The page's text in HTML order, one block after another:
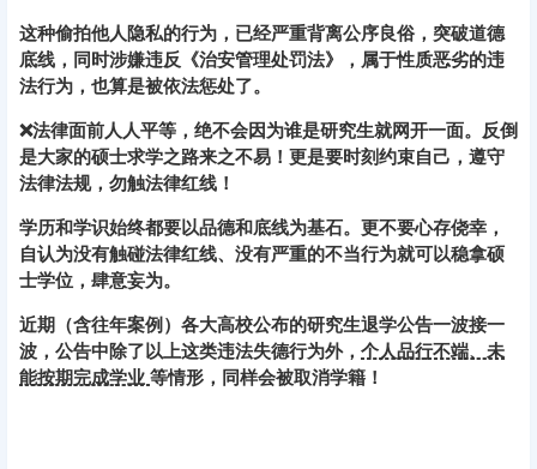
这种偷拍他人隐私的行为，已经严重背离公序良俗，突破道德
底线，同时涉嫌违反《治安管理处罚法》，属于性质恶劣的违
法行为，也算是被依法惩处了。
❌法律面前人人平等，绝不会因为谁是研究生就网开一面。 反倒
是大家的硕士求学之路来之不易！更是要时刻约束自己，遵守
法律法规，勿触法律红线！
学历和学识始终都要以品德和底线为基石。 更不要心存侥幸，
自认为没有触碰法律红线、没有严重的不当行为就可以稳拿硕
士学位，肆意妄为。
近期（含往年案例）各大高校公布的研究生退学公告一波接一
波，公告中除了以上这类违法失德行为外， 个人品行不端、未
能按期完成学业等情形，同样会被取消学籍！